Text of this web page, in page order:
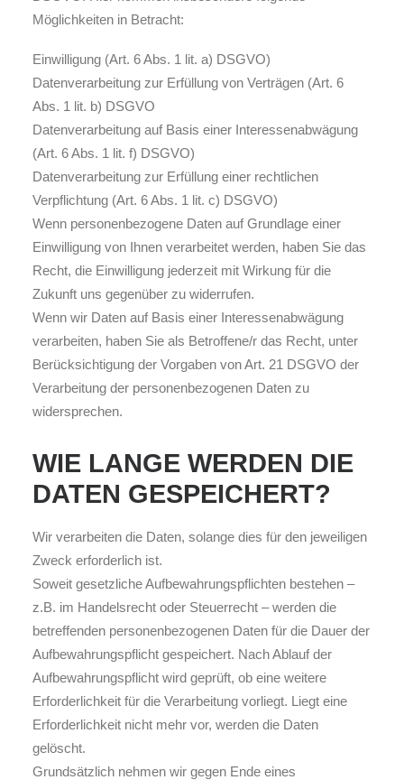
Möglichkeiten in Betracht:
Einwilligung (Art. 6 Abs. 1 lit. a) DSGVO)
Datenverarbeitung zur Erfüllung von Verträgen (Art. 6
Abs. 1 lit. b) DSGVO
Datenverarbeitung auf Basis einer Interessenabwägung
(Art. 6 Abs. 1 lit. f) DSGVO)
Datenverarbeitung zur Erfüllung einer rechtlichen
Verpflichtung (Art. 6 Abs. 1 lit. c) DSGVO)
Wenn personenbezogene Daten auf Grundlage einer
Einwilligung von Ihnen verarbeitet werden, haben Sie das
Recht, die Einwilligung jederzeit mit Wirkung für die
Zukunft uns gegenüber zu widerrufen.
Wenn wir Daten auf Basis einer Interessenabwägung
verarbeiten, haben Sie als Betroffene/r das Recht, unter
Berücksichtigung der Vorgaben von Art. 21 DSGVO der
Verarbeitung der personenbezogenen Daten zu
widersprechen.
WIE LANGE WERDEN DIE
DATEN GESPEICHERT?
Wir verarbeiten die Daten, solange dies für den jeweiligen
Zweck erforderlich ist.
Soweit gesetzliche Aufbewahrungspflichten bestehen –
z.B. im Handelsrecht oder Steuerrecht – werden die
betreffenden personenbezogenen Daten für die Dauer der
Aufbewahrungspflicht gespeichert. Nach Ablauf der
Aufbewahrungspflicht wird geprüft, ob eine weitere
Erforderlichkeit für die Verarbeitung vorliegt. Liegt eine
Erforderlichkeit nicht mehr vor, werden die Daten
gelöscht.
Grundsätzlich nehmen wir gegen Ende eines